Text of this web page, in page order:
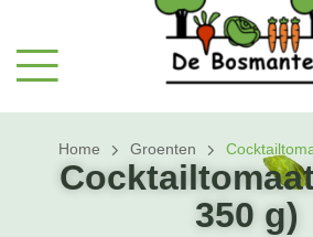
Home Groenten
350 g)